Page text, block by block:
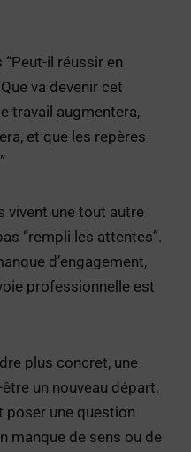
“Peut-il réussir en
va devenir cet
travail augmentera,
et que les repères
vivent une tout autre
“rempli les attentes”.
d’engagement,
professionnelle est
plus concret, une
un nouveau départ.
poser une question
manque de sens ou de